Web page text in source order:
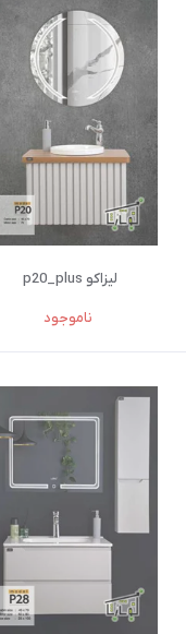
لیزاکو p20_plus
ناموجود